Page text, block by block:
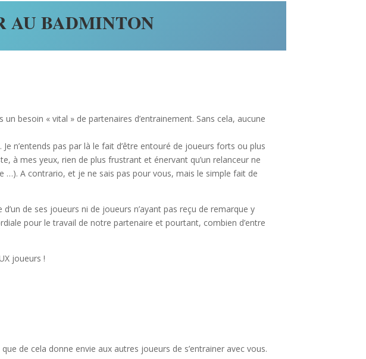
AU BADMINTON
besoin « vital » de partenaires d’entrainement. Sans cela, aucune
n’entends pas par là le fait d’être entouré de joueurs forts ou plus
à mes yeux, rien de plus frustrant et énervant qu’un relanceur ne
A contrario, et je ne sais pas pour vous, mais le simple fait de
de ses joueurs ni de joueurs n’ayant pas reçu de remarque y
pour le travail de notre partenaire et pourtant, combien d’entre
joueurs !
de cela donne envie aux autres joueurs de s’entrainer avec vous.